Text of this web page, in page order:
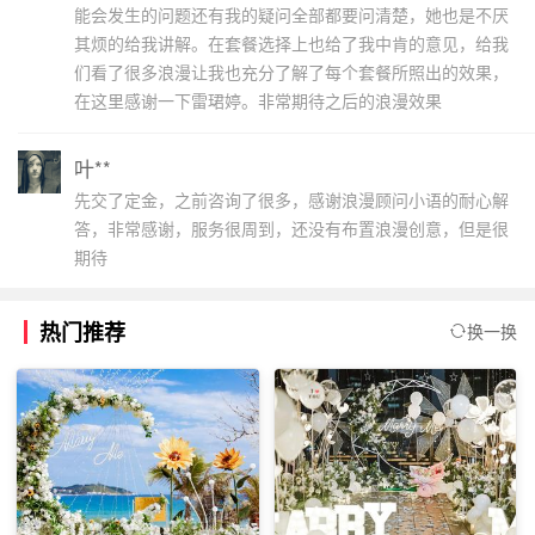
能会发生的问题还有我的疑问全部都要问清楚，她也是不厌
其烦的给我讲解。在套餐选择上也给了我中肯的意见，给我
们看了很多浪漫让我也充分了解了每个套餐所照出的效果，
在这里感谢一下雷珺婷。非常期待之后的浪漫效果
叶**
先交了定金，之前咨询了很多，感谢浪漫顾问小语的耐心解
答，非常感谢，服务很周到，还没有布置浪漫创意，但是很
期待
热门推荐 换一换